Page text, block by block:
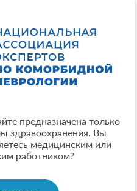
Минздрава России
заведующая
с палатой
врач-кардиолог,
им. Н. И. Пирогова»
врачей
предназначена только
здравоохранения. Вы
медицинским или
работником?